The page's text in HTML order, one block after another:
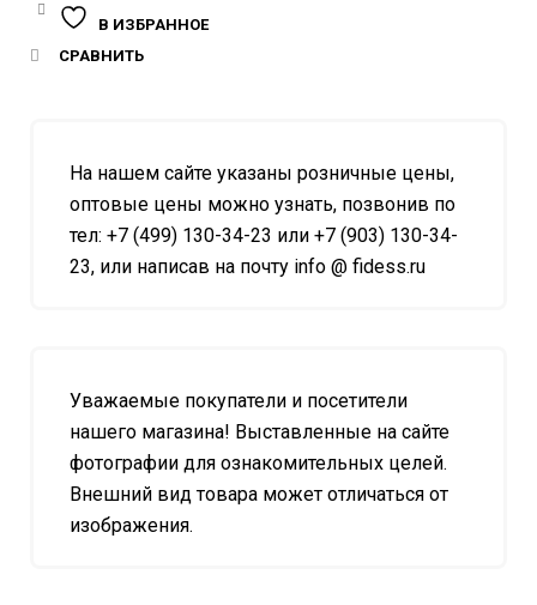
В ИЗБРАННОЕ
СРАВНИТЬ
На нашем сайте указаны розничные цены,
оптовые цены можно узнать, позвонив по
тел: +7 (499) 130-34-23 или +7 (903) 130-34-
23, или написав на почту info @ fidess.ru
Уважаемые покупатели и посетители
нашего магазина! Выставленные на сайте
фотографии для ознакомительных целей.
Внешний вид товара может отличаться от
изображения.